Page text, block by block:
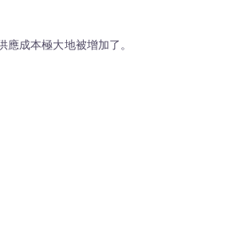
成本極大地被增加了。